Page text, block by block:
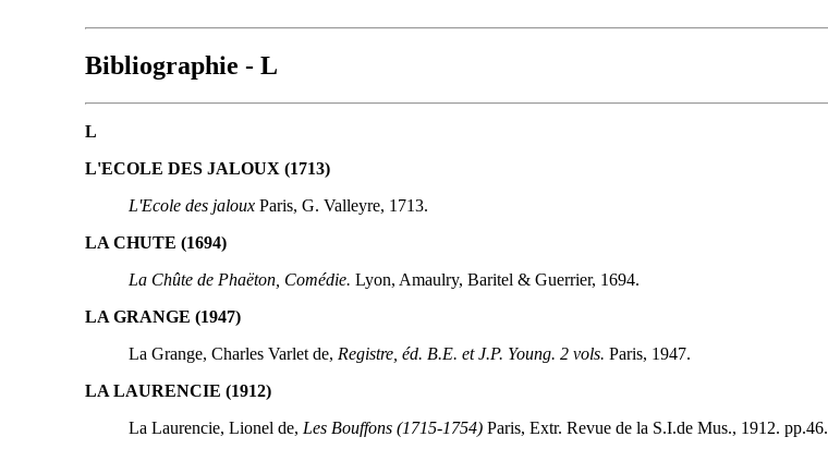
Bibliographie - L
L
L'ECOLE DES JALOUX (1713)
L'Ecole des jalouxParis, G. Valleyre, 1713.
LA CHUTE (1694)
La Chûte de Phaëton, Comédie. Lyon, Amaulry, Baritel & Guerrier, 1694.
LA GRANGE (1947)
La Grange, Charles Varlet de, Registre, éd. B.E. et J.P. Young. 2 vols. Paris, 1947.
LA LAURENCIE (1912)
La Laurencie, Lionel de, Les Bouffons (1715-1754)Paris, Extr. Revue de la S.I.de Mus., 1912. pp.46.